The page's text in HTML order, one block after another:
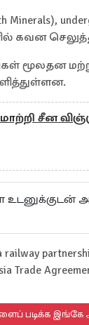
கவன
மூலதன
சீன
உடனுக்குடன்
Trade
படிக்க இங்கே